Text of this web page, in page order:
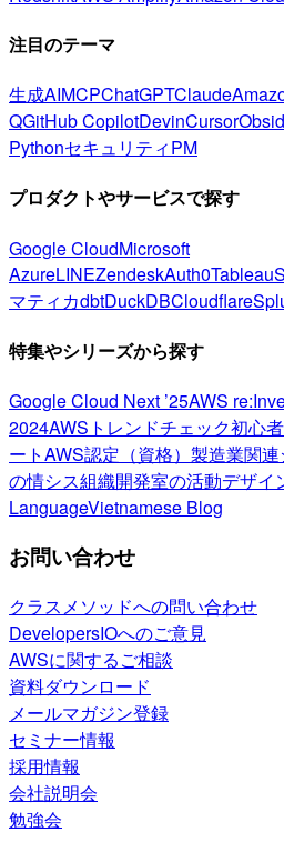
注目のテーマ
生成AIMCPChatGPTClaude
QGitHub CopilotDevinCursor
PythonセキュリティPM
プロダクトやサービスで探す
Google CloudMicrosoft
AzureLINEZendeskAuth0Tableau
マティカdbtDuckDBCloudflare
特集やシリーズから探す
Google Cloud Next ’25AWS
2024AWSトレンドチェック初心
ートAWS認定（資格） 製造業関連
の情シス組織開発室の活動デザイ
LanguageVietnamese Blog
お問い合わせ
クラスメソッドへの問い合わせ
DevelopersIOへのご意見
AWSに関するご相談
資料ダウンロード
メールマガジン登録
セミナー情報
採用情報
会社説明会
勉強会